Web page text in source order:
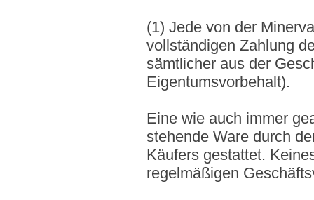
(1) Jede von der
vollständigen Zahlung
sämtlicher aus der
Eigentumsvorbehalt).
Eine wie auch immer
stehende Ware durch
Käufers gestattet.
regelmäßigen